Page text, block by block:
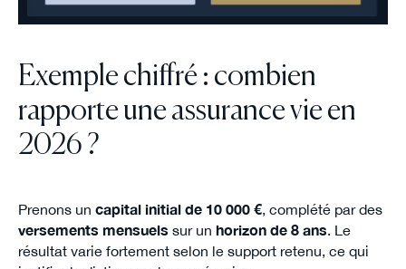
Exemple chiffré : combien
rapporte une assurance vie en
2026 ?
Prenons un capital initial de 10 000 €, complété par des
versements mensuels sur un horizon de 8 ans. Le
résultat varie fortement selon le support retenu, ce qui